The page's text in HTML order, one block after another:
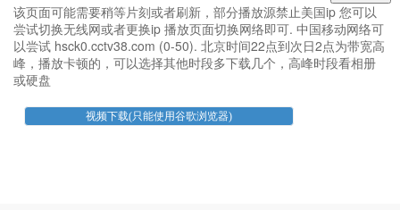
该页面可能需要稍等片刻或者刷新，部分播放源禁止美国ip 您可以
尝试切换无线网或者更换ip 播放页面切换网络即可. 中国移动网络可
以尝试 hsck0.cctv38.com (0-50). 北京时间22点到次日2点为带宽高
峰，播放卡顿的，可以选择其他时段多下载几个，高峰时段看相册
或硬盘